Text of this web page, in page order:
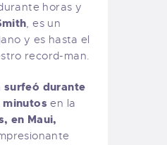
horas y
, es un
y es hasta el
record-man.
surfeó durante
minutos en la
en Maui,